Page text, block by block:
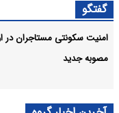
گفتگو
امنیت سکونتی مستاجران در
مصوبه جدید